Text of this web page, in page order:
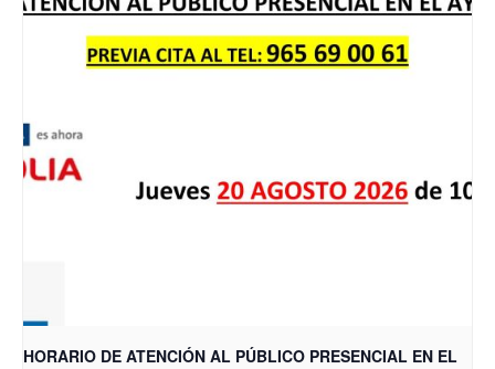
HORARIO DE ATENCIÓN AL PÚBLICO PRESENCIAL EN EL